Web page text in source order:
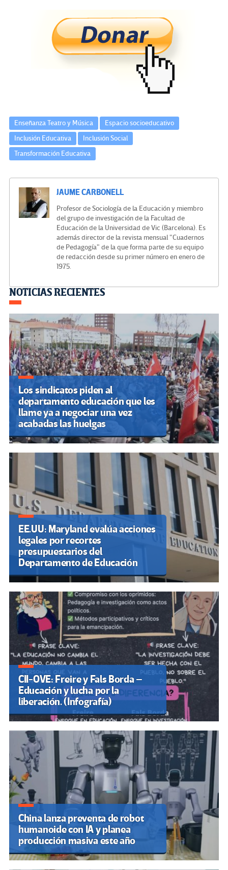
tt
er
gr
a
m
ke
dI
n
ail m
p
ar
tir
Enseñanza Teatro y Música
Espacio socioeducativo
Inclusión Educativa
Inclusión Social
Transformación Educativa
JAUME CARBONELL
Profesor de Sociología de la Educación y miembro
del grupo de investigación de la Facultad de
Educación de la Universidad de Vic (Barcelona). Es
además director de la revista mensual "Cuadernos
de Pedagogía" de la que forma parte de su equipo
de redacción desde su primer número en enero de
1975.
Navegación
de
entradas
NOTICIAS RECIENTES
Los sindicatos piden al
departamento educación que les
llame ya a negociar una vez
acabadas las huelgas
EE.UU: Maryland evalúa acciones
legales por recortes
presupuestarios del
Departamento de Educación
CII-OVE: Freire y Fals Borda –
Educación y lucha por la
liberación. (Infografía)
China lanza preventa de robot
humanoide con IA y planea
producción masiva este año